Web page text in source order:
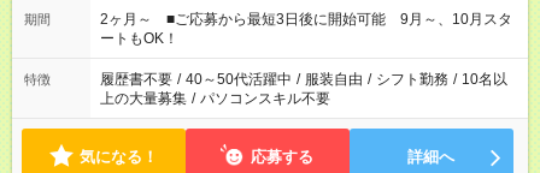
など、あなたのご希望に沿ったお仕事をご紹介します！ ※Wワ
ーク希望の方へ 今ご覧のお仕事で希望する勤務時間と、もう1つ
のお仕事の勤務時間。 合計で週40時間を超える場合は応募でき
ません
期間
2ヶ月～ ■ご応募から最短3日後に開始可能 9月～、10月スタ
ートもOK！
特徴 履歴書不要 / 40～50代活躍中 / 服装自由 / シフト勤務 / 10名以
上の大量募集 / パソコンスキル不要
気になる！ 応募する 詳細へ